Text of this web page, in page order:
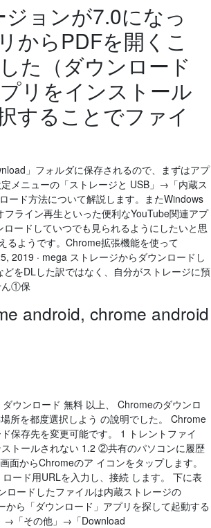
ョンが7.0になっ
からPDFを開くこ
た（ダウンロード
リをインストール
することでファイ
」フォルダに保存されるので、まずはアプ
メニューの「ストレージと USB」→「内蔵ス
ド方法について解説します。またWindows
ライン再生といった便利なYouTube関連アプ
ードしていつでも見られるようにしたいと思
るようです。Chrome拡張機能を使って
2019 · mega ストレージからダウンロードし
をDLした訳ではなく、自分がストレージに預
ん①保
android, chrome android
ウンロード 無料 以上、 Chromeのダウンロ
所を都度選択しよう の說明でした。 Chrome
保存先を変更可能です。 1 トレントファイ
トールされない 1.2 ②共有のパソコンに履歴
からChromeのア イコンをタップします。
ード用URLを入力し、接続 します。 下に表
ロードしたファイルは内蔵ストレージの
から「ダウンロード」アプリを探して起動する
→「その他」→「Download